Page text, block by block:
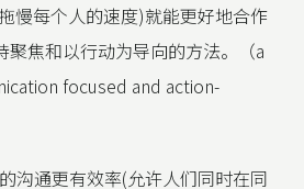
慢每个人的速度)就能更好地合作
聚焦和以行动为导向的方法。（a
focused and action-
沟通更有效率(允许人们同时在同